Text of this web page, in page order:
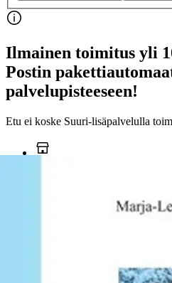
Ilmainen toimitus yli
Postin
palvelupisteeseen!
Etu ei koske Suuri‑lisäpalvelulla